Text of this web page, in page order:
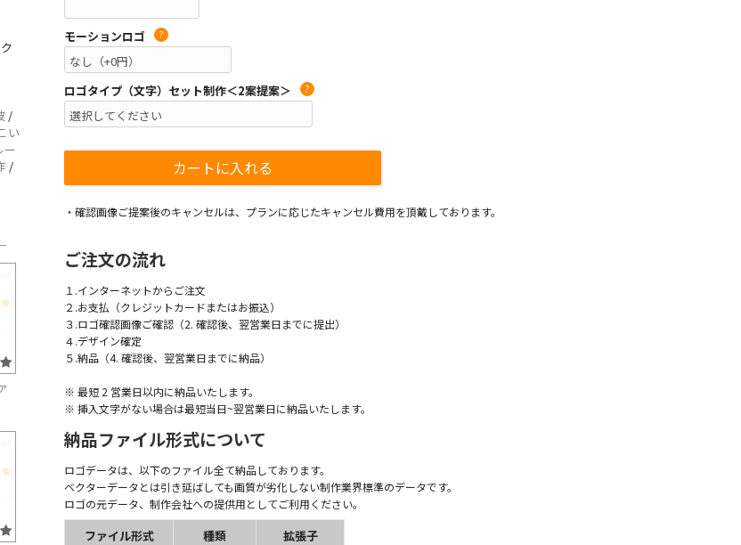
/
い
ー
/
モーションロゴ ?
ロゴタイプ（文字）セット制作＜2案提案＞ ?
・確認画像ご提案後のキャンセルは、プランに応じたキャンセル費用を頂戴しております。
ご注文の流れ
１.インターネットからご注文
２.お支払（クレジットカードまたはお振込）
３.ロゴ確認画像ご確認（2. 確認後、翌営業日までに提出）
４.デザイン確定
５.納品（4. 確認後、翌営業日までに納品）
※ 最短 2 営業日以内に納品いたします。
※ 挿入文字がない場合は最短当日~翌営業日に納品いたします。
納品ファイル形式について
ロゴデータは、以下のファイル全て納品しております。
ベクターデータとは引き延ばしても画質が劣化しない制作業界標準のデータです。
ロゴの元データ、制作会社への提供用としてご利用ください。
ファイル形式 種類
拡張子